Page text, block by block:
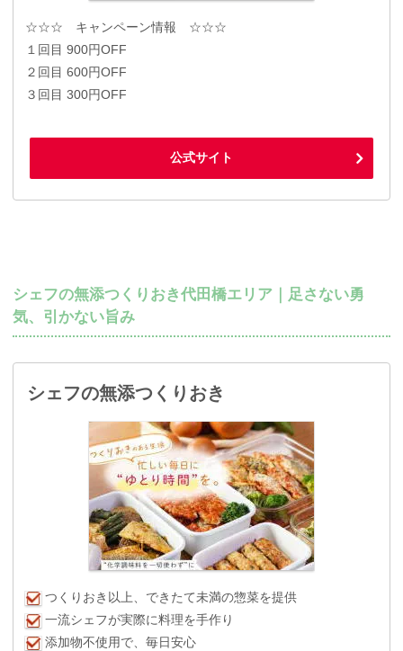
☆☆☆ キャンペーン情報 ☆☆☆
１回目 900円OFF
２回目 600円OFF
３回目 300円OFF
公式サイト
シェフの無添つくりおき代田橋エリア｜足さない勇
気、引かない旨み
シェフの無添つくりおき
つくりおき以上、できたて未満の惣菜を提供
一流シェフが実際に料理を手作り
添加物不使用で、毎日安心